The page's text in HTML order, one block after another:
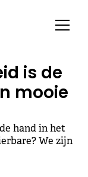
is de
mooie
hand in het
We zijn